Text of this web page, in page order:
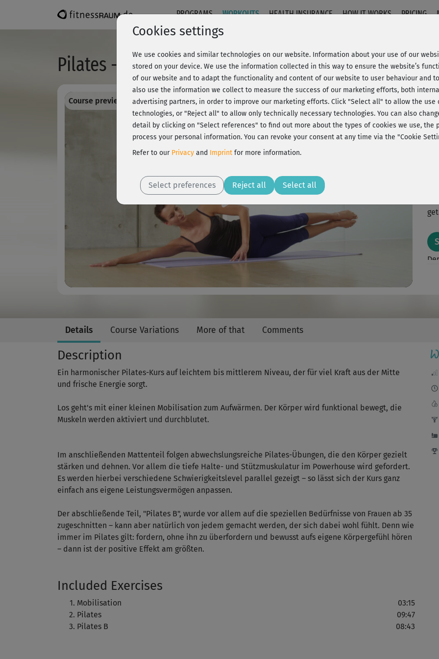
PROGRAMS WORKOUTS HEALTH INSURANCE HOW IT WORKS PRICING
Pilates - Kräftigung
Play
Video
Course preview - register and train all! 20% Rabatt + Wunsch-Goodie
L
S
E
K
Details Course Variations More of that Comments
Description
Ein harmonischer Pilates-Kurs auf leichtem bis mittlerem Niveau, der für viel Kraft aus der Mitte
und frische Energie sorgt.
Los geht's mit einer kleinen Mobilisation zum Aufwärmen. Der Körper wird funktional bewegt, die
Muskeln werden aktiviert und durchblutet.
Im anschließenden Mattenteil folgen abwechslungsreiche Pilates-Übungen, die den Körper gezielt
stärken und dehnen. Vor allem die tiefe Halte- und Stützmuskulatur im Powerhouse wird gefordert.
Es werden hierbei verschiedene Schwierigkeitslevel parallel gezeigt – so lässt sich der Kurs ganz
einfach ans eigene Leistungsvermögen anpassen.
Der abschließende Teil, "Pilates B", wurde vor allem auf die speziellen Bedürfnisse von Frauen ab 35
zugeschnitten – kann aber natürlich von jedem gemacht werden, der sich dabei wohl fühlt. Denn wie
immer im Pilates gilt: fordern, ohne ihn zu überfordern und bewusst aufs eigene Körpergefühl hören
– dann ist der positive Effekt am größten.
Included Exercises
Mobilisation
03:15
Pilates
09:47
Pilates B
08:43
Cookies settings
We use cookies and similar technologies on our website. Information about your use of our
stored on your device. We use the information collected in this way to ensure the website’s
of our website and to adapt the functionality and content of our website to user behaviour and
also use the information we collect to measure the success of our marketing efforts, both
advertising partners, in order to improve our marketing efforts. Click "Select all" to allow the
technologies, or "Reject all" to allow only technically necessary technologies. You can also
detail by clicking on "Select references" to find out more about the types of cookies we use, the
process your personal information. You can revoke your consent at any time via the "Cookie
Refer to our Privacy and Imprint for more information.
Select preferences Reject all Select all